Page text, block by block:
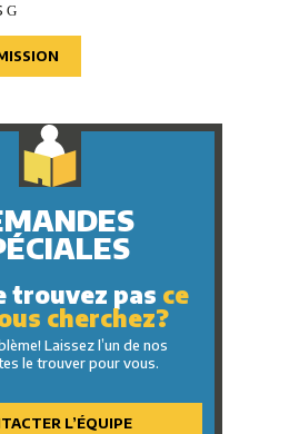
G
trouvez pas ce
cherchez?
Laissez l’un de nos
le trouver pour vous.
L’ÉQUIPE